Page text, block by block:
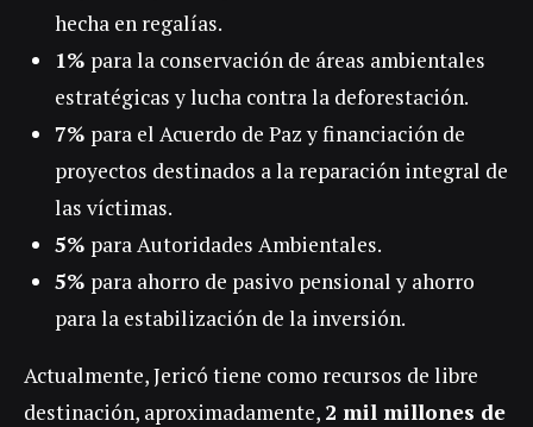
hecha en regalías.
1% para la conservación de áreas ambientales
estratégicas y lucha contra la deforestación.
7% para el Acuerdo de Paz y financiación de
proyectos destinados a la reparación integral de
las víctimas.
5% para Autoridades Ambientales.
5% para ahorro de pasivo pensional y ahorro
para la estabilización de la inversión.
Actualmente, Jericó tiene como recursos de libre
destinación, aproximadamente, 2 mil millones de